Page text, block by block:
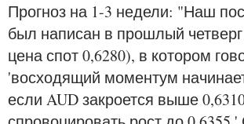
Прогноз на 1-3 недели: "Наш
был написан в прошлый
цена спот 0,6280), в котором
'восходящий моментум
если AUD закроется выше